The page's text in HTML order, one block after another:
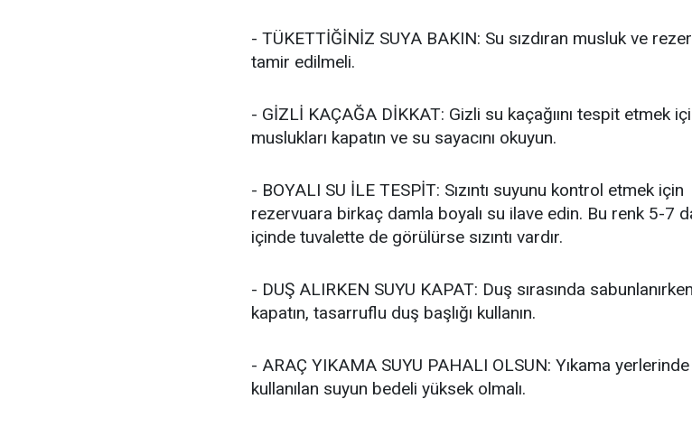
- TÜKETTİĞİNİZ SUYA BAKIN: Su sızdıran musluk ve
tamir edilmeli.
- GİZLİ KAÇAĞA DİKKAT: Gizli su kaçağıını tespit etmek
muslukları kapatın ve su sayacını okuyun.
- BOYALI SU İLE TESPİT: Sızıntı suyunu kontrol etmek için
rezervuara birkaç damla boyalı su ilave edin. Bu renk 5-7
içinde tuvalette de görülürse sızıntı vardır.
- DUŞ ALIRKEN SUYU KAPAT: Duş sırasında
kapatın, tasarruflu duş başlığı kullanın.
- ARAÇ YIKAMA SUYU PAHALI OLSUN: Yıkama yerlerinde
kullanılan suyun bedeli yüksek olmalı.